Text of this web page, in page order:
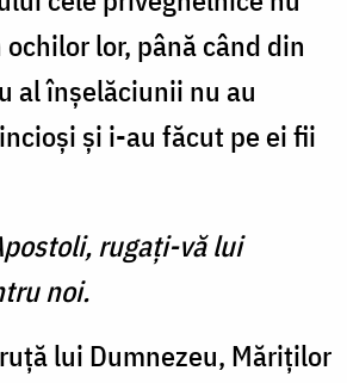
lor, până când din
al înşelăciunii nu au
şi i-au făcut pe ei fii
rugaţi-vă lui
noi.
lui Dumnezeu, Măriţilor